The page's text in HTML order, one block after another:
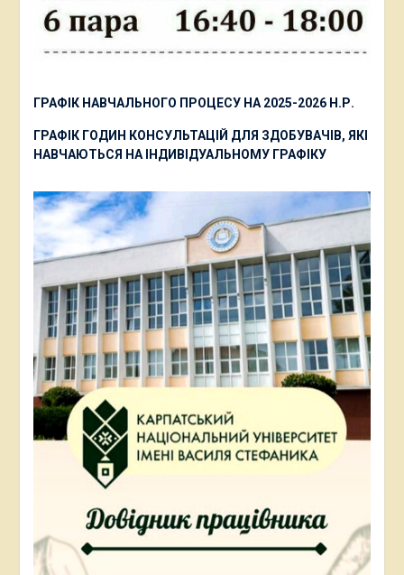
ГРАФІК НАВЧАЛЬНОГО ПРОЦЕСУ НА 2025-2026 Н.Р.
ГРАФІК ГОДИН КОНСУЛЬТАЦІЙ ДЛЯ ЗДОБУВАЧІВ, ЯКІ
НАВЧАЮТЬСЯ НА ІНДИВІДУАЛЬНОМУ ГРАФІКУ